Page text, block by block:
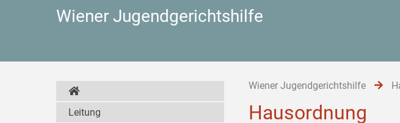
Wiener Jugendgerichtshilfe
Wiener Jugendgerichtshilfe
Hausordnung
Leitung